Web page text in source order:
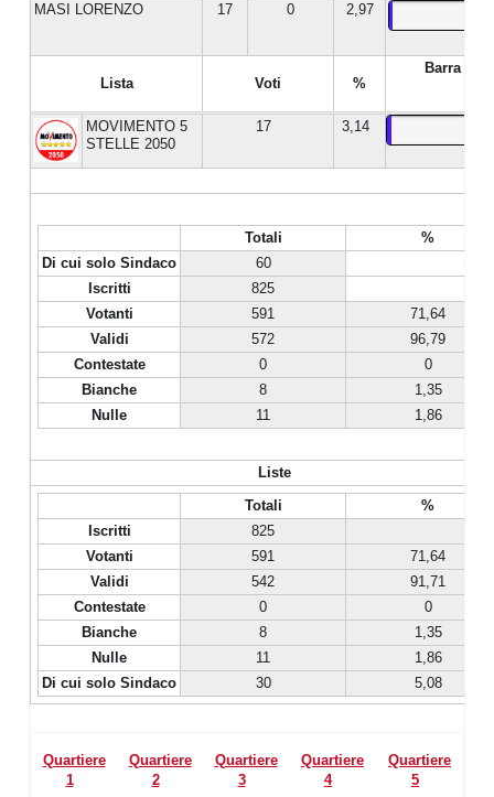
MASI LORENZO 17 0 2,97
Lista Voti %
Barra %
MOVIMENTO 5
STELLE 2050
17 3,14
Totali
%
Di cui solo Sindaco
60
Iscritti
825
Votanti
591
71,64
Validi
572
96,79
Contestate
0
0
Bianche
8
1,35
Nulle
11 1,86
Liste
Totali
%
Iscritti
825
Votanti
591
71,64
Validi
542
91,71
Contestate
0
0
Bianche
8
1,35
Nulle
11
1,86
Di cui solo Sindaco
30 5,08
Quartiere
1
Quartiere
2
Quartiere
3
Quartiere
4
Quartiere
5